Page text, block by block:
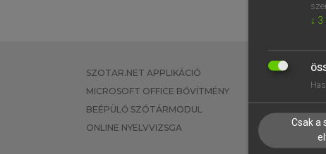
SZOTAR.NET APPLIKÁCIÓ
MICROSOFT OFFICE BŐVÍTMÉNY
BEÉPÜLŐ SZÓTÁRMODUL
ONLINE NYELVVIZSGA
EGYÉNI
TANULÓKNAK
VÁLLALATI
↓ 3
Csak a